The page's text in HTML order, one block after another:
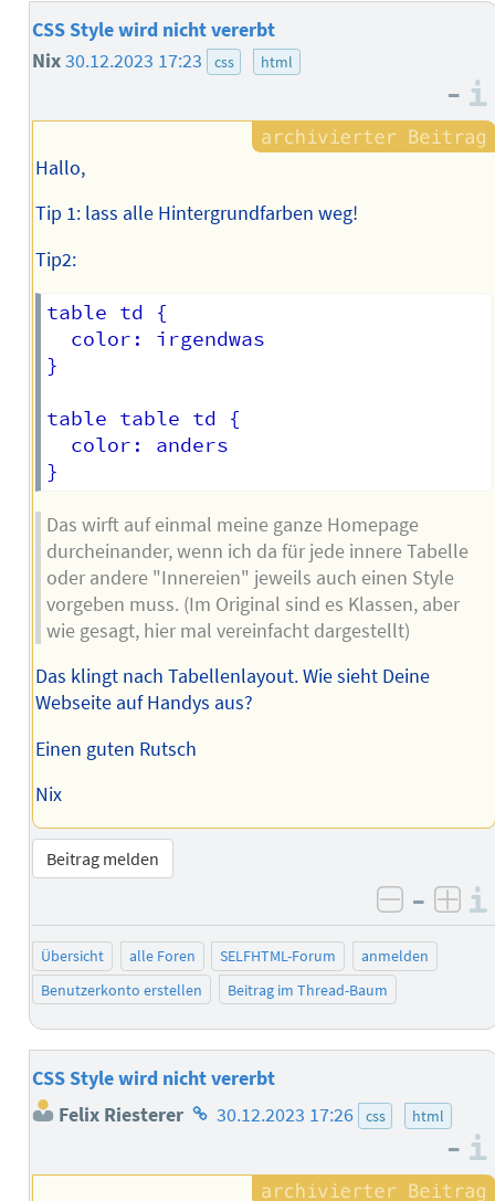
CSS Style wird nicht vererbt
Nix30.12.2023 17:23 css html
–
Hallo,
Tip 1: lass alle Hintergrundfarben weg!
Tip2:
table td {
  color: irgendwas
}
table table td {
  color: anders
Das wirft auf einmal meine ganze Homepage
durcheinander, wenn ich da für jede innere Tabelle
oder andere "Innereien" jeweils auch einen Style
vorgeben muss. (Im Original sind es Klassen, aber
wie gesagt, hier mal vereinfacht dargestellt)
Das klingt nach Tabellenlayout. Wie sieht Deine
Webseite auf Handys aus?
Einen guten Rutsch
Nix
Beitrag melden
negativ
–
Übersicht alle Foren SELFHTML-Forum
anmelden
Benutzerkonto erstellen
Beitrag im Thread-Baum
CSS Style wird nicht vererbt
Felix Riesterer Homepage
Autors
30.12.2023 17:26 css html
–